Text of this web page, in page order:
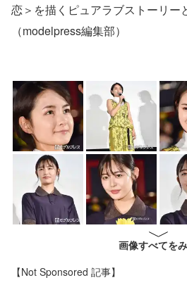
恋＞を描くピュアラブストーリー
（modelpress編集部）
画像すべてを
【Not Sponsored 記事】